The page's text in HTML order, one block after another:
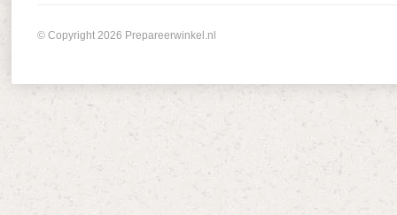
© Copyright 2026 Prepareerwinkel.nl